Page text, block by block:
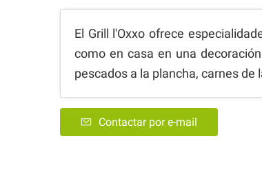
El Grill l'Oxxo ofrece
como en casa en una
pescados a la plancha, carnes de
Contactar por e-mail